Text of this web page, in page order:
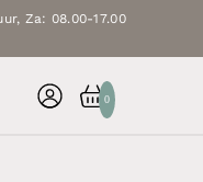
Za: 08.00-17.00
0